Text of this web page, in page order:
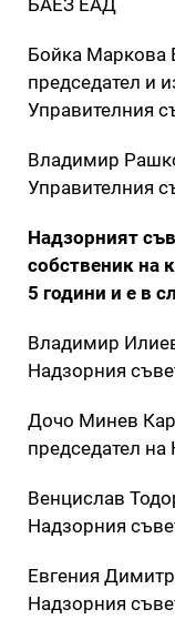
Бойка Маркова
председател и
Управителния
Владимир
Управителния
Надзорният
собственик на
5 години и е в
Владимир
Надзорния
Дочо Минев
председател
Венцислав
Надзорния
Евгения
Надзорния